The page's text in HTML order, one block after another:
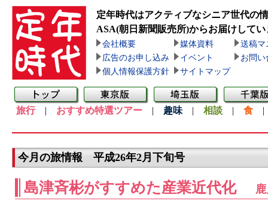
定年時代はアクティブなシニア世代の
ASA(朝日新聞販売所)からお届けしてい
会社概要 媒体資料
送稿マ
広告のお申し込み
イベント
お問い
個人情報保護方針
サイトマップ
旅行| おすすめ特選ツアー | 趣味 | 相談 | 食
今月の旅情報 平成26年2月下旬号
島津斉彬がすすめた産業近代化